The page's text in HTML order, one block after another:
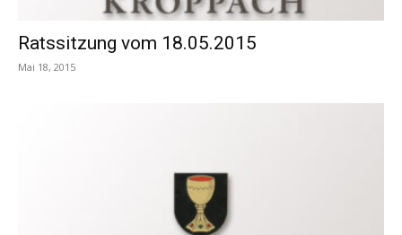
Ratssitzung vom 18.05.2015
Mai 18, 2015